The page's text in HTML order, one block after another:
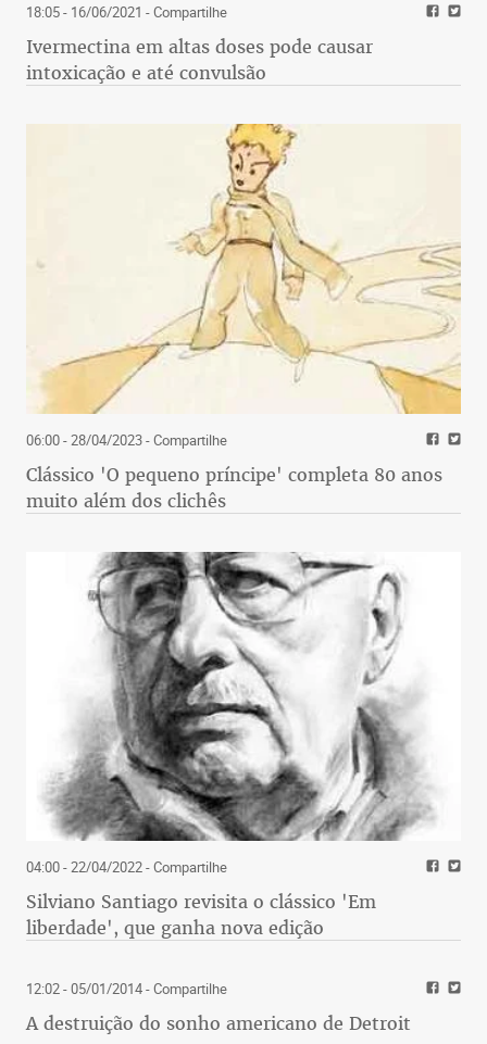
18:05 - 16/06/2021 - Compartilhe
Ivermectina em altas doses pode causar
intoxicação e até convulsão
06:00 - 28/04/2023- Compartilhe
Clássico 'O pequeno príncipe' completa 80 anos
muito além dos clichês
04:00 - 22/04/2022- Compartilhe
Silviano Santiago revisita o clássico 'Em
liberdade', que ganha nova edição
12:02 - 05/01/2014- Compartilhe
A destruição do sonho americano de Detroit